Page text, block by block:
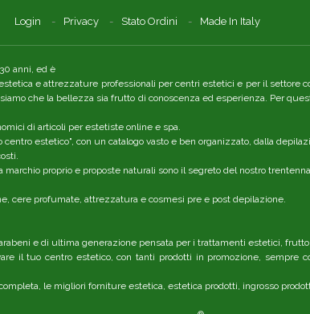
Login Privacy Stato Ordini Made In Italy
anni, ed è
e attrezzature professionali per centri estetici e per il settore
che la bellezza sia frutto di conoscenza ed esperienza. Per
di articoli per estetiste online e spa.
estetico", con un catalogo vasto e ben organizzato, dalla
proprio e proposte naturali sono il segreto del nostro
cere profumate, attrezzatura e cosmesi pre e post depilazione.
e di ultima generazione pensata per i trattamenti estetici,
il tuo centro estetico, con tanti prodotti in promozione, sempre
le migliori forniture estetica, estetica prodotti, ingrosso